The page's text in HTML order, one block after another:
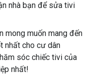
nhà bạn để sửa tivi
mong muốn mang đến
nhất cho cư dân
sóc chiếc tivi của
nhất!